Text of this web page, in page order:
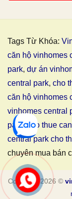
Tags Từ Khóa:
căn hộ vinhomes
park, dự án
central park, cho
căn hộ vinhomes
vinhomes central
park,cho thue
central park cho
chuyên mua bán
Copyright 2026 ©